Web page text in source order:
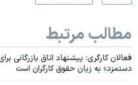
مطالب مرتبط
فعالان کارگری: پیشنهاد اتاق بازرگانی
دستمزد» به زیان حقوق‌ کارگران است